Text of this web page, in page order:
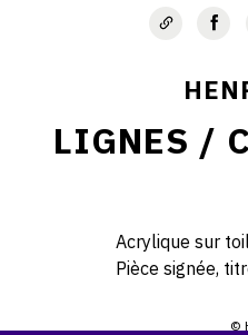
LIGNES /
Acrylique sur
Pièce signée,
©